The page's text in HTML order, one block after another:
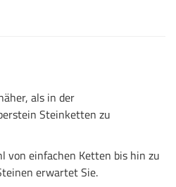
als in der
Steinketten zu
von einfachen Ketten bis hin zu
erwartet Sie.